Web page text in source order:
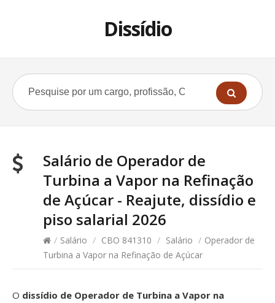
Dissídio
Salário de Operador de
Turbina a Vapor na Refinação
de Açúcar - Reajute, dissídio e
piso salarial 2026
/ Salário / CBO 841310 / Salário / Operador de
Turbina a Vapor na Refinação de Açúcar
O dissídio de Operador de Turbina a Vapor na